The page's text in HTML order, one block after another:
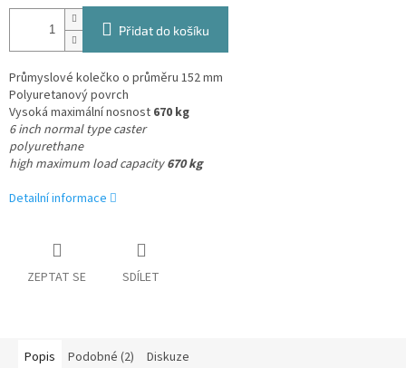
Přidat do košíku
Průmyslové kolečko o průměru 152 mm
Polyuretanový povrch
Vysoká maximální nosnost 670 kg
6 inch normal type caster
polyurethane
high maximum load capacity670 kg
Detailní informace
ZEPTAT SE SDÍLET
Popis Podobné (2) Diskuze